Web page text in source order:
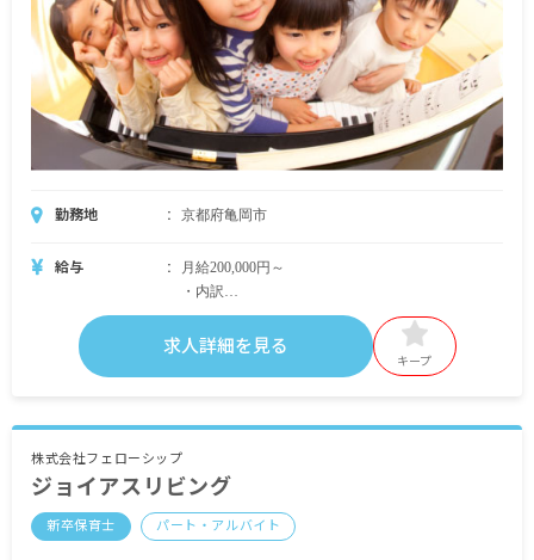
勤務地 京都府亀岡市
給与
月給200,000円～
・内訳
基本給 190,000円～
資格手当 10,000円
・別途支給手当
交通費支給（電車通勤は全額支給、車通勤は要相
談）
求人詳細を見る
キープ
株式会社フェローシップ
ジョイアスリビング
新卒保育士 パート・アルバイト